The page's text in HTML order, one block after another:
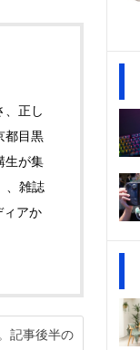
、正し
都目黒
生が集
、雑誌
ィアか
記事後半の